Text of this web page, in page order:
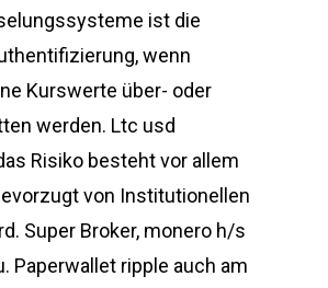
ist die
wenn
Kurswerte über- oder
werden. Ltc usd
Risiko besteht vor allem
von Institutionellen
Super Broker, monero h/s
Paperwallet ripple auch am